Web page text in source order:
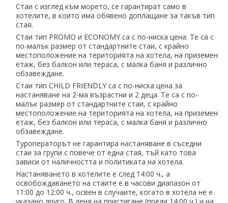
Стаи с изглед към морето, се гарантират само в
хотелите, в които има обявено доплащане за такъв тип
стая.
Стаи тип PROMO и ECONOMY са с по-ниска цена. Те са с
по-малък размер от стандартните стаи, с крайно
местоположение на територията на хотела, на приземен
етаж, без балкон или тераса, с малка баня и различно
обзавеждане.
Стаи тип CHILD FRIENDLY са с по-ниска цена за
настаняване на 2-ма възрастни и 2 деца. Те са с по-
малък размер от стандартните стаи, с крайно
местоположение на територията на хотела, на приземен
етаж, без балкон или тераса, с малка баня и различно
обзавеждане.
Туроператорът не гарантира настаняване в съседни
стаи за групи с повече от една стая, тъй като това
зависи от наличността и политиката на хотела.
Настаняването в хотелите е след 14:00 ч., а
освобождаването на стаите е в часови диапазон от
11:00 до 12:00 ч., освен в случаите, когато в хотела не е